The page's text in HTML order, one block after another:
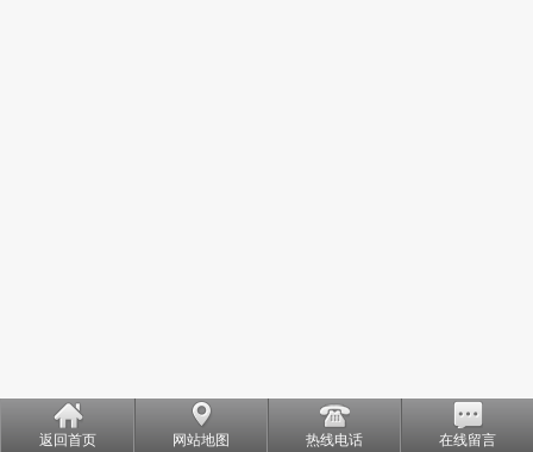
返回首页 网站地图 热线电话 在线留言